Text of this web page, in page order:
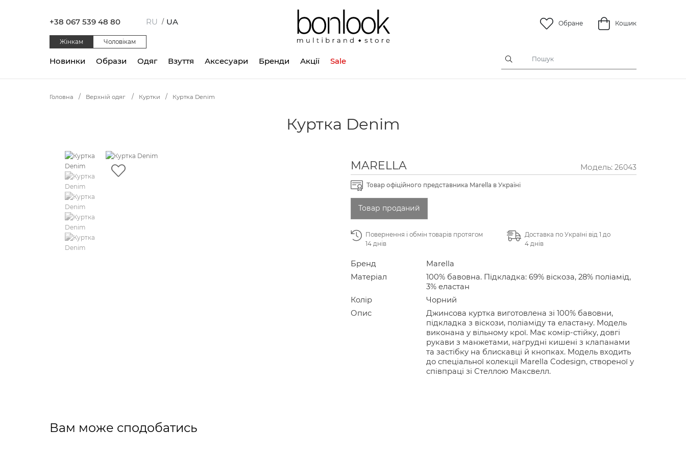
+38 067 539 48 80 RU / UA Обране Кошик
Жінкам Чоловікам
Одяг Взуття Аксесуари
Новинки Образи Бренди Акції Sale
Головна Верхній одяг Куртки Куртка Denim
Куртка Denim
MARELLA Модель: 26043
Товар офіційного представника Marella в Україні
Товар проданий
Повернення і обмін товарів протягом
14 днів
Доставка по Україні від 1 до
4 днів
Бренд
Marella
Матеріал
100% бавовна. Підкладка: 69% віскоза, 28% поліамід,
3% еластан
Колір
Чорний
Опис
Джинсова куртка виготовлена зі 100% бавовни,
підкладка з віскози, поліаміду та еластану. Модель
виконана у вільному крої. Має комір-стійку, довгі
рукави з манжетами, нагрудні кишені з клапанами
та застібку на блискавці й кнопках. Модель входить
до спеціальної колекції Marella Codesign, створеної у
співпраці зі Стеллою Максвелл.
Вам може сподобатись